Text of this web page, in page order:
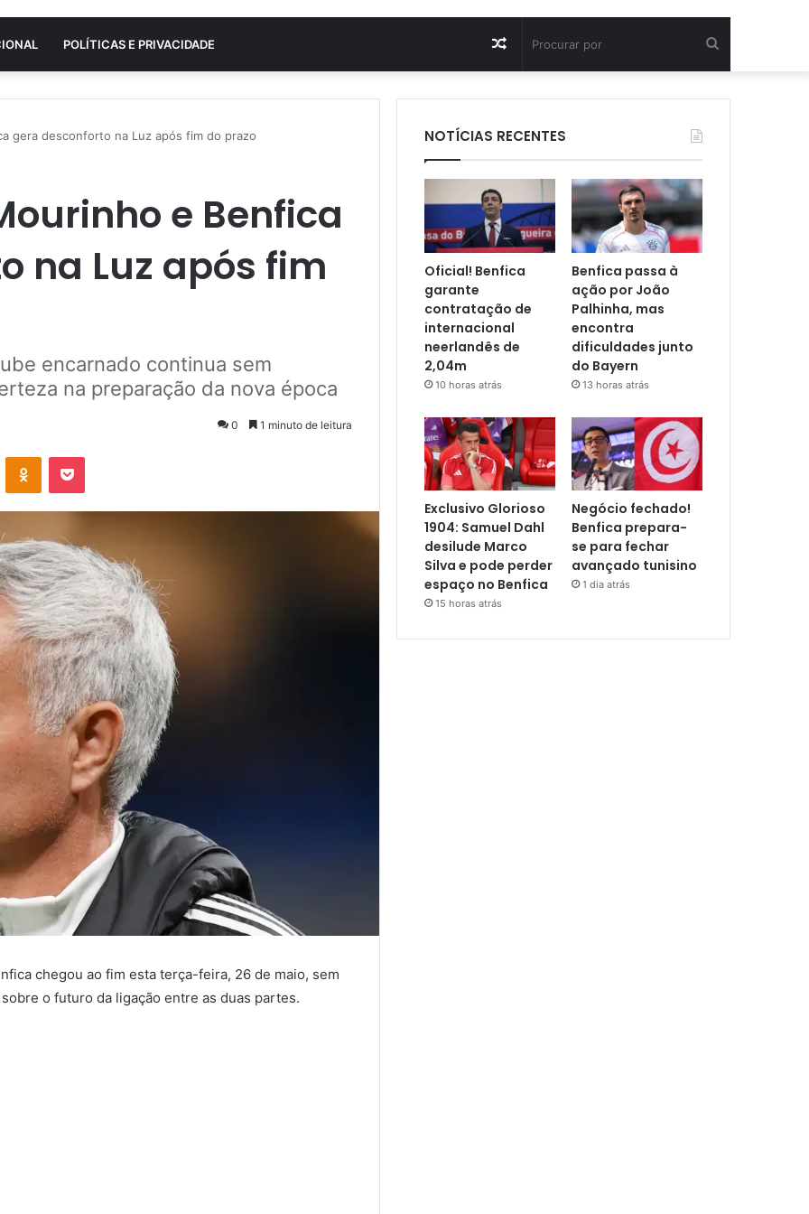
POLÍTICAS E PRIVACIDADE
por
Artigo
aleatório
gera desconforto na Luz após fim do prazo
e Benfica
na Luz após fim
encarnado continua sem
na preparação da nova época
0 1 minuto de leitura
OK Pocket
chegou ao fim esta terça-feira, 26 de maio, sem
o futuro da ligação entre as duas partes.
NOTÍCIAS RECENTES
Oficial! Benfica
garante
contratação de
internacional
neerlandês de
2,04m
10 horas atrás
Benfica passa à
ação por João
Palhinha, mas
encontra
dificuldades junto
do Bayern
13 horas atrás
Exclusivo Glorioso
1904: Samuel Dahl
desilude Marco
Silva e pode perder
espaço no Benfica
15 horas atrás
Negócio fechado!
Benfica prepara-
se para fechar
avançado tunisino
1 dia atrás